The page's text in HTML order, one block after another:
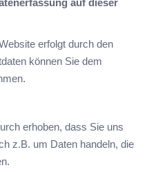
auf dieser
erfolgt durch den
können Sie dem
erhoben, dass Sie uns
z.B. um Daten handeln, die